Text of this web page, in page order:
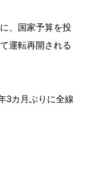
、国家予算を投
運転再開される
3カ月ぶりに全線